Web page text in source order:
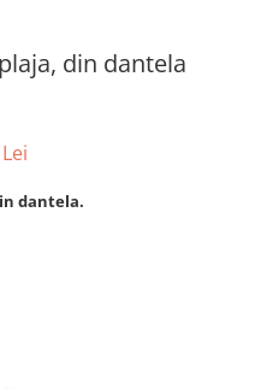
din dantela
Lei
dantela.